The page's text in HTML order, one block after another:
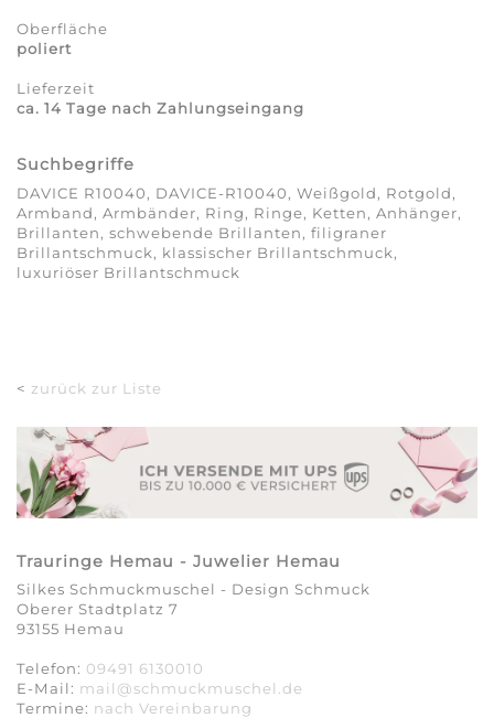
Oberfläche
poliert
Lieferzeit
ca. 14 Tage nach Zahlungseingang
Suchbegriffe
DAVICE R10040, DAVICE-R10040, Weißgold, Rotgold,
Armband, Armbänder, Ring, Ringe, Ketten, Anhänger,
Brillanten, schwebende Brillanten, filigraner
Brillantschmuck, klassischer Brillantschmuck,
luxuriöser Brillantschmuck
< zurück zur Liste
Trauringe Hemau - Juwelier Hemau
Silkes Schmuckmuschel - Design Schmuck
Oberer Stadtplatz 7
93155 Hemau
Telefon: 09491 6130010
E-Mail: mail@schmuckmuschel.de
Termine: nach Vereinbarung​​​​​​​